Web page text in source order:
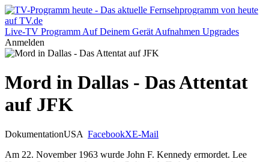
Live-TV Programm Auf Deinem Gerät Aufnahmen Upgrades
Anmelden
Mord in Dallas - Das Attentat
auf JFK
DokumentationUSA FacebookXE-Mail
Am 22. November 1963 wurde John F. Kennedy ermordet. Lee